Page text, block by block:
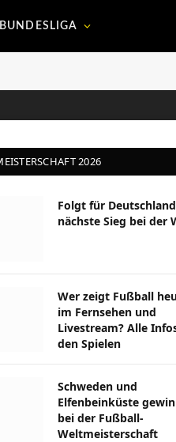
2026
Folgt für
nächste Sieg bei der
Wer zeigt Fußball
im Fernsehen und
Livestream? Alle
den Spielen
Schweden und
Elfenbeinküste
bei der Fußball-
Weltmeisterschaft